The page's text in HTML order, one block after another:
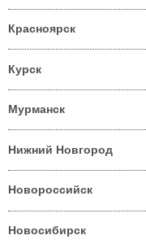
Красноярск
Курск
Мурманск
Нижний Новгород
Новороссийск
Новосибирск